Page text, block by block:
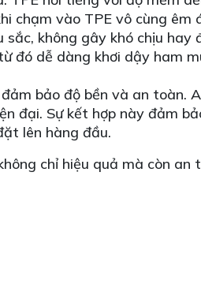
chạm vào TPE vô cùng êm
sắc, không gây khó chịu
đó dễ dàng khơi dậy ham
bảo độ bền và an toàn.
đại. Sự kết hợp này đảm
lên hàng đầu.
chỉ hiệu quả mà còn an